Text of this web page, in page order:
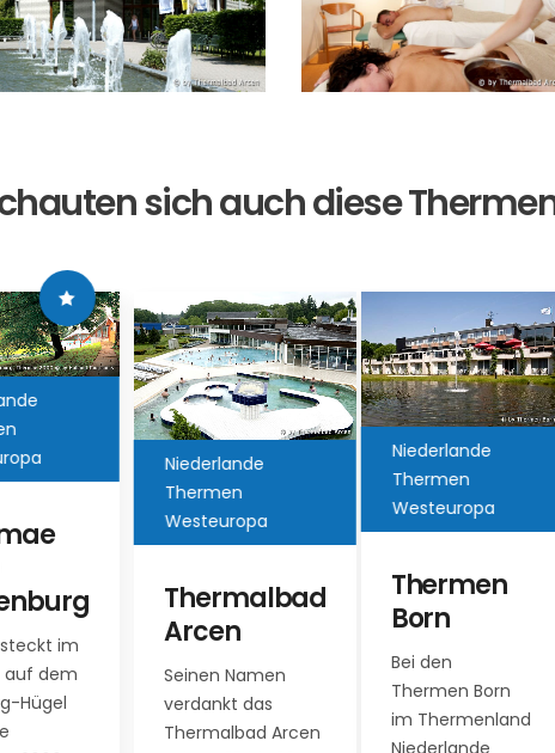
sich auch diese
Namen
das
Arcen
Thermen
Born
Niederlande
Thermen
Fontana
Beim Aufenthalt in
der Therme
Finnische Sauna,